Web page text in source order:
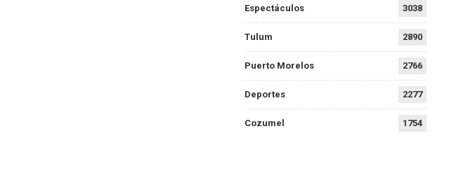
Espectáculos 3038
Tulum 2890
Puerto Morelos 2766
Deportes 2277
Cozumel 1754